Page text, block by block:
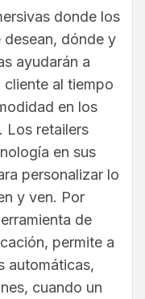
donde los
dónde y
ayudarán a
al tiempo
en los
Los retailers
en sus
personalizar lo
y ven. Por
de
permite a
automáticas,
cuando un